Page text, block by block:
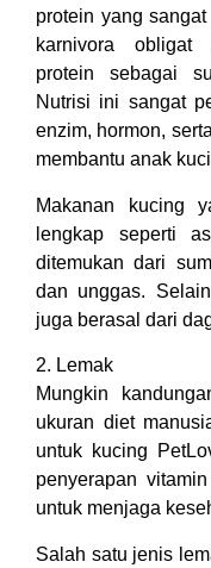
protein yang
karnivora obligat
protein sebagai
Nutrisi ini sangat
enzim, hormon,
membantu anak
Makanan kucing
lengkap seperti
ditemukan dari
dan unggas.
juga berasal dari
2. Lemak
Mungkin
ukuran diet
untuk kucing
penyerapan
untuk menjaga
Salah satu jenis